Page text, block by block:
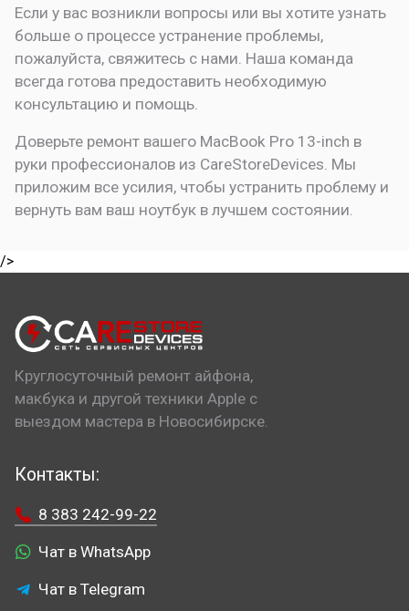
Если у вас возникли вопросы или вы хотите узнать
больше о процессе устранение проблемы,
пожалуйста, свяжитесь с нами. Наша команда
всегда готова предоставить необходимую
консультацию и помощь.
Доверьте ремонт вашего MacBook Pro 13-inch в
руки профессионалов из CareStoreDevices. Мы
приложим все усилия, чтобы устранить проблему и
вернуть вам ваш ноутбук в лучшем состоянии.
/>
Круглосуточный ремонт айфона,
макбука и другой техники Apple с
выездом мастера в Новосибирске.
Контакты:
8 383 242-99-22
Чат в WhatsApp
Чат в Telegram